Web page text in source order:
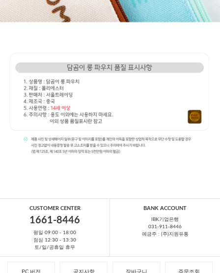
CUSTOMER CENTER
1661-8446
평일 09:00 - 18:00
점심 12:30 - 13:30
토/일/공휴일 휴무
BANK ACCOUNT
IBK기업은행
031-911-8446
예금주 : (주)지원유통